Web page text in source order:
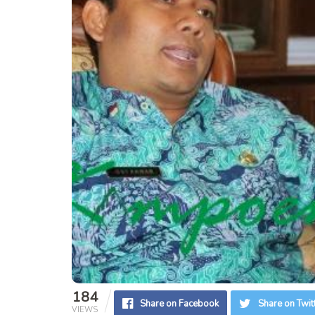
184
VIEWS Share on Facebook Share on